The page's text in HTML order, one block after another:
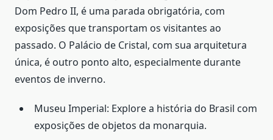
Dom Pedro II, é uma parada obrigatória, com
exposições que transportam os visitantes ao
passado. O Palácio de Cristal, com sua arquitetura
única, é outro ponto alto, especialmente durante
eventos de inverno.
Museu Imperial: Explore a história do Brasil com
exposições de objetos da monarquia.